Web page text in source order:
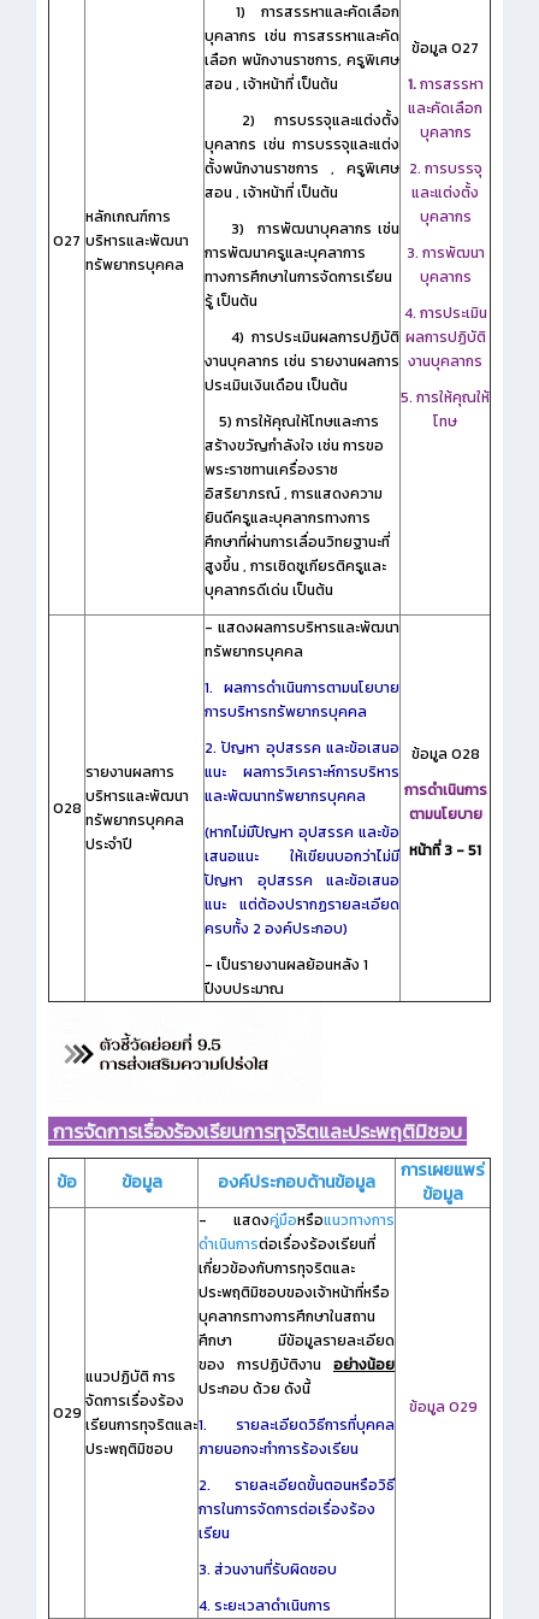
O27
หลักเกณฑ์การ
บริหารและพัฒนา
ทรัพยากรบุคคล
1) การสรรหาและคัดเลือก
บุคลากร เช่น การสรรหาและคัด
เลือก พนักงานราชการ, ครูพิเศษ
สอน , เจ้าหน้าที่ เป็นต้น
2) การบรรจุและแต่งตั้ง
บุคลากร เช่น การบรรจุและแต่ง
ตั้งพนักงานราชการ , ครูพิเศษ
สอน , เจ้าหน้าที่ เป็นต้น
3) การพัฒนาบุคลากร เช่น
การพัฒนาครูและบุคลาการ
ทางการศึกษาในการจัดการเรียน
รู้ เป็นต้น
4) การประเมินผลการปฏิบัติ
งานบุคลากร เช่น รายงานผลการ
ประเมินเงินเดือน เป็นต้น
5) การให้คุณให้โทษและการ
สร้างขวัญกำลังใจ เช่น การขอ
พระราชทานเครื่องราช
อิสริยาภรณ์ , การแสดงความ
ยินดีครูและบุคลากรทางการ
ศึกษาที่ผ่านการเลื่อนวิทยฐานะที่
สูงขึ้น , การเชิดชูเกียรติครูและ
บุคลากรดีเด่น เป็นต้น
ข้อมูล O27
1.การสรรหา
และคัดเลือก
บุคลากร
2. การบรรจุ
และแต่งตั้ง
บุคลากร
3. การพัฒนา
บุคลากร
4. การประเมิน
ผลการปฏิบัติ
งานบุคลากร
5. การให้คุณให้
โทษ
O28
รายงานผลการ
บริหารและพัฒนา
ทรัพยากรบุคคล
ประจำปี
- แสดงผลการบริหารและพัฒนา
ทรัพยากรบุคคล
1. ผลการดำเนินการตามนโยบาย
การบริหารทรัพยากรบุคคล
2. ปัญหา อุปสรรค และข้อเสนอ
แนะ ผลการวิเคราะห์การบริหาร
และพัฒนาทรัพยากรบุคคล
(หากไม่มีปัญหา อุปสรรค และข้อ
เสนอแนะ ให้เขียนบอกว่าไม่มี
ปัญหา อุปสรรค และข้อเสนอ
แนะ แต่ต้องปรากฏรายละเอียด
ครบทั้ง 2 องค์ประกอบ)
- เป็นรายงานผลย้อนหลัง 1
ปีงบประมาณ
ข้อมูล O28
การดำเนินการ
ตามนโยบาย
หน้าที่ 3 - 51
การจัดการเรื่องร้องเรียนการทุจริตและประพฤติมิชอบ
ข้อ ข้อมูล องค์ประกอบด้านข้อมูล
การเผยแพร่
ข้อมูล
O29
แนวปฏิบัติ การ
จัดการเรื่องร้อง
เรียนการทุจริตและ
ประพฤติมิชอบ
- แสดงคู่มือหรือแนวทางการ
ดำเนินการต่อเรื่องร้องเรียนที่
เกี่ยวข้องกับการทุจริตและ
ประพฤติมิชอบของเจ้าหน้าที่หรือ
บุคลากรทางการศึกษาในสถาน
ศึกษา มีข้อมูลรายละเอียด
ของ การปฏิบัติงาน อย่างน้อย
ประกอบ ด้วย ดังนี้
1. รายละเอียดวิธีการที่บุคคล
ภายนอกจะทำการร้องเรียน
2. รายละเอียดขั้นตอนหรือวิธี
การในการจัดการต่อเรื่องร้อง
เรียน
3. ส่วนงานที่รับผิดชอบ
4. ระยะเวลาดำเนินการ
ข้อมูล O29